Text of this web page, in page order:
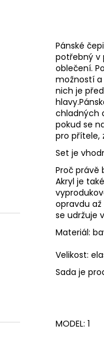
Pánské
potřebný v
oblečení.
možností a
nich je
chladných
pokud se
pro přítele,
Set je
Proč právě
Akryl je
opravdu
se udržuje
Materiál:
Velikost:
Sada je
MODEL: 1